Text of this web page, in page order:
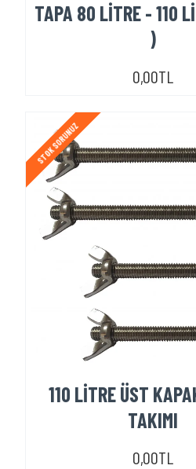
TAPA 80 LİTRE - 110
)
0,00TL
STOK SORUNUZ
110 LİTRE ÜST
TAKIMI
0,00TL